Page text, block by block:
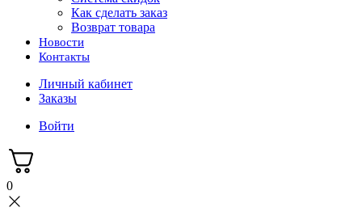
Как сделать заказ
Возврат товара
Новости
Контакты
Личный кабинет
Заказы
Войти
0